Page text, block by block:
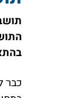
כבר